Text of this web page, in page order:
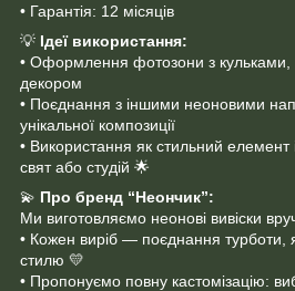
• Гарантія: 12 місяців
💡 Ідеї використання:
• Оформлення фотозони з кульками,
декором
• Поєднання з іншими неоновими
унікальної композиції
• Використання як стильний елемент
свят або студій 🌟
💫 Про бренд “Неончик”:
Ми виготовляємо неонові вивіски
• Кожен виріб — поєднання турботи,
стилю 💛
• Пропонуємо повну кастомізацію: